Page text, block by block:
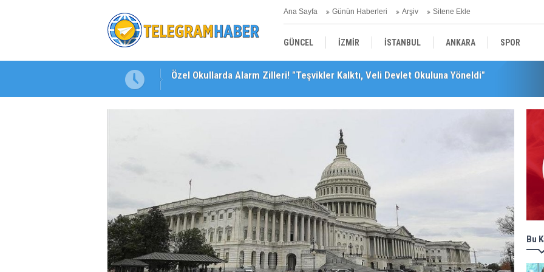
Ana Sayfa Günün Haberleri Arşiv Sitene Ekle
GÜNCEL İZMİR İSTANBUL ANKARA SPOR
YEREL SAĞLIK EKONOMİ POLİTİKA
Özel Okullarda Alarm Zilleri! "Teşvikler Kalktı, Veli Devlet Okuluna Yöneldi"
"Toprağını Kaybeden Geleceğini Kaybeder!"
Bu